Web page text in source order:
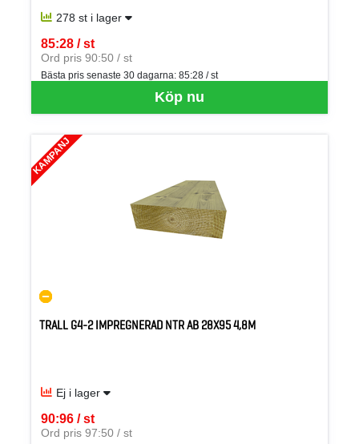
278 st i lager
Köp nu
85:28 / st
SEK per ST
Ord pris 90:50 / st
Bästa pris senaste 30 dagarna: 85:28 / st
KAMPANJ
TRALL G4-2 IMPREGNERAD NTR AB 28X95 4,8M
Ej i lager
90:96 / st
SEK per ST
Ord pris 97:50 / st